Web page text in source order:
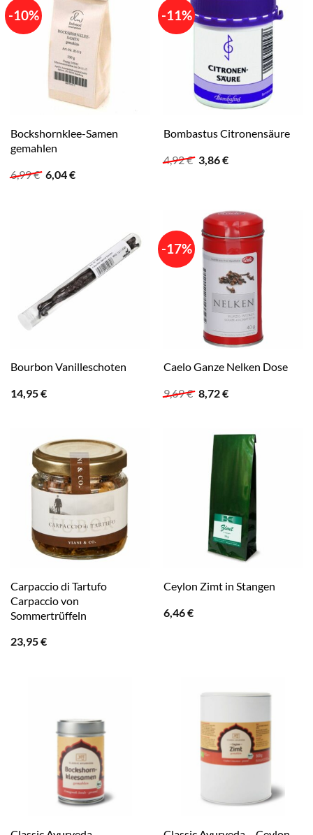
-10%
Bockshornklee-Samen
gemahlen
6,99€ Ursprünglicher
Preis
6,04€Aktueller
-11%
Bombastus Citronensäure
4,92€ Ursprünglicher
Preis
3,86€Aktueller
Bourbon Vanilleschoten
14,95€
-17%
Caelo Ganze Nelken Dose
9,69€ Ursprünglicher
Preis
8,72€Aktueller
Carpaccio di Tartufo
Carpaccio von
Sommertrüffeln
23,95€
Ceylon Zimt in Stangen
6,46€